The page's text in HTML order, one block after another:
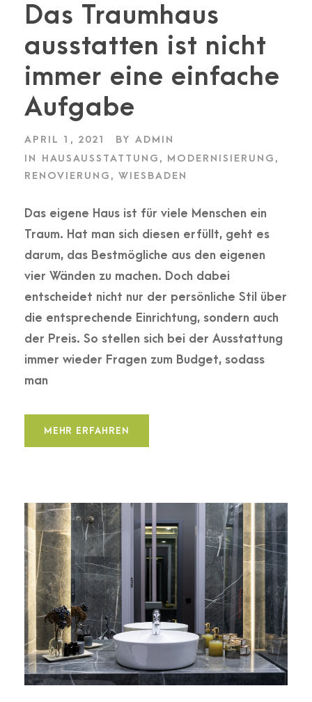
Das Traumhaus
ausstatten ist nicht
immer eine einfache
Aufgabe
APRIL 1, 2021 BY ADMIN
IN
HAUSAUSSTATTUNG , MODERNISIERUNG ,
RENOVIERUNG , WIESBADEN
Das eigene Haus ist für viele Menschen ein
Traum. Hat man sich diesen erfüllt, geht es
darum, das Bestmögliche aus den eigenen
vier Wänden zu machen. Doch dabei
entscheidet nicht nur der persönliche Stil über
die entsprechende Einrichtung, sondern auch
der Preis. So stellen sich bei der Ausstattung
immer wieder Fragen zum Budget, sodass
man
MEHR ERFAHREN